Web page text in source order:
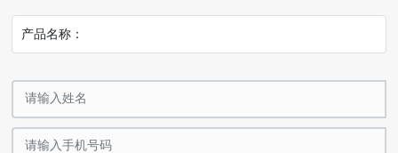
产品名称：